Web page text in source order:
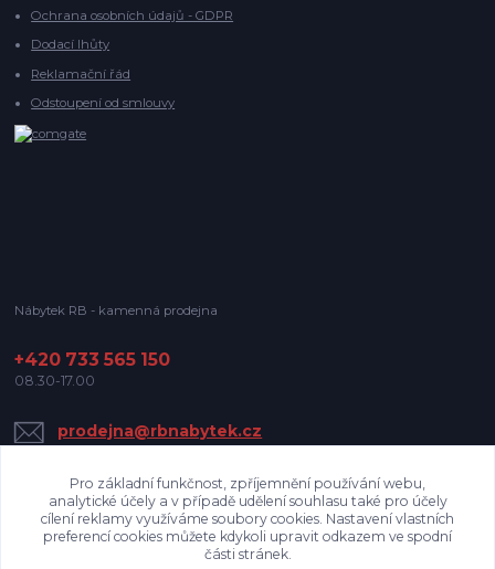
Ochrana osobních údajů - GDPR
Dodací lhůty
Reklamační řád
Odstoupení od smlouvy
Nábytek RB - kamenná prodejna
+420 733 565 150
08.30-17.00
prodejna@rbnabytek.cz
Pro základní funkčnost, zpříjemnění používání webu,
analytické účely a v případě udělení souhlasu také pro účely
cílení reklamy využíváme soubory cookies. Nastavení vlastních
preferencí cookies můžete kdykoli upravit odkazem ve spodní
části stránek.